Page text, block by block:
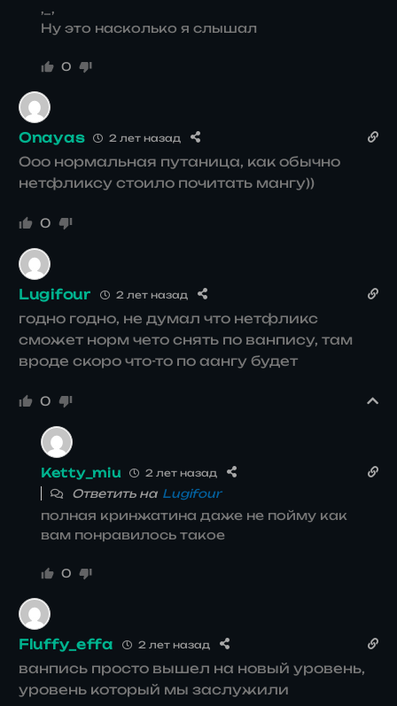
,_,
Ну это насколько я слышал
0
Onayas 2 лет назад
Ооо нормальная путаница, как обычно
нетфликсу стоило почитать мангу))
0
Lugifour 2 лет назад
годно годно, не думал что нетфликс
сможет норм чето снять по ванпису, там
вроде скоро что-то по аангу будет
0
Ketty_miu 2 лет назад
Ответить на Lugifour
полная кринжатина даже не пойму как
вам понравилось такое
0
Fluffy_effa 2 лет назад
ванпись просто вышел на новый уровень,
уровень который мы заслужили